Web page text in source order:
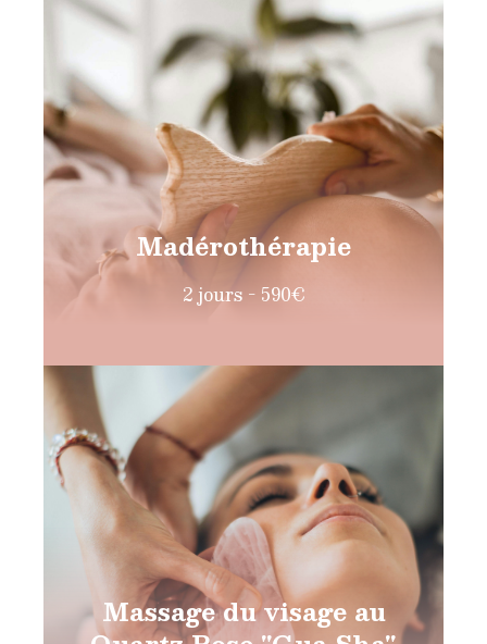
Madérothérapie
2 jours - 590€
Massage du visage au